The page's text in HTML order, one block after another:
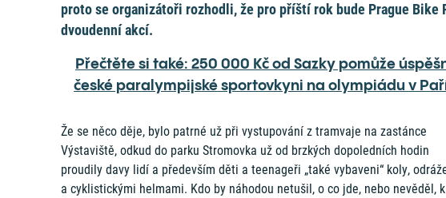
proto se organizátoři rozhodli, že pro příští rok bude Prague Bike
dvoudenní akcí.
Přečtěte si také: 250 000 Kč od Sazky pomůže
české paralympijské sportovkyni na olympiádu v
Že se něco děje, bylo patrné už při vystupování z tramvaje na zastánce
Výstaviště, odkud do parku Stromovka už od brzkých dopoledních hodin
proudily davy lidí a především děti a teenageři „také vybaveni“ koly,
a cyklistickými helmami. Kdo by náhodou netušil, o co jde, nebo nevěděl,